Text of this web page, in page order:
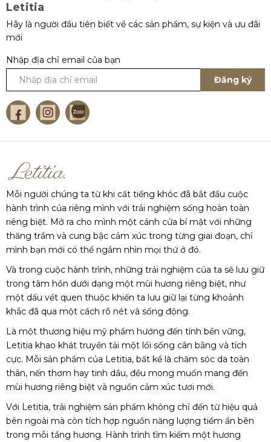
Letitia
Hãy là người đầu tiên biết về các sản phẩm, sự kiện và ưu đãi
mới
Nhập địa chỉ email của bạn
Đăng ký
Mỗi người chúng ta từ khi cất tiếng khóc đã bắt đầu cuộc
hành trình của riêng mình với trải nghiệm sống hoàn toàn
riêng biệt. Mở ra cho mình một cánh cửa bí mật với những
thăng trầm và cung bậc cảm xúc trong từng giai đoạn, chỉ
mình bạn mới có thể ngắm nhìn mọi thứ ở đó.
Và trong cuộc hành trình, những trải nghiệm của ta sẽ lưu giữ
trong tâm hồn dưới dạng một mùi hương riêng biệt, như
một dấu vết quen thuộc khiến ta lưu giữ lại từng khoảnh
khắc đã qua một cách rõ nét và sống động.
Là một thương hiệu mỹ phẩm hướng đến tính bền vững,
Letitia khao khát truyền tải một lối sống cân bằng và tích
cực. Mỗi sản phẩm của Letitia, bất kể là chăm sóc da toàn
thân, nến thơm hay tinh dầu, đều mong muốn mang đến
mùi hương riêng biệt và nguồn cảm xúc tươi mới.
Với Letitia, trải nghiệm sản phẩm không chỉ đến từ hiệu quả
bên ngoài mà còn tích hợp nguồn năng lượng tiềm ẩn bên
trong mỗi tầng hương. Hành trình tìm kiếm một hương